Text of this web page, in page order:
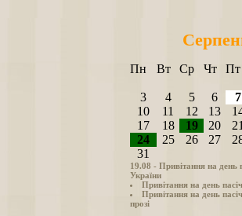
Пн Вт Ср Чт Пт
3
4 5 6 7
10
11 12 13
17
18 19 20 21
24
25 26 27
31
19.08 - Привітання на день
України
Привітання на день
Привітання на день
прозі